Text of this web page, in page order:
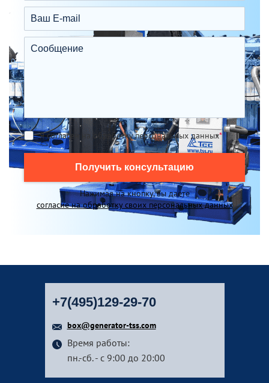
Я согласен на обработку персональных данных*
Получить консультацию
Нажимая на кнопку, вы даете
согласие на обработку своих персональных данных
+7(495)129-29-70
box@generator-tss.com
Время работы:
пн.-сб. - с 9:00 до 20:00